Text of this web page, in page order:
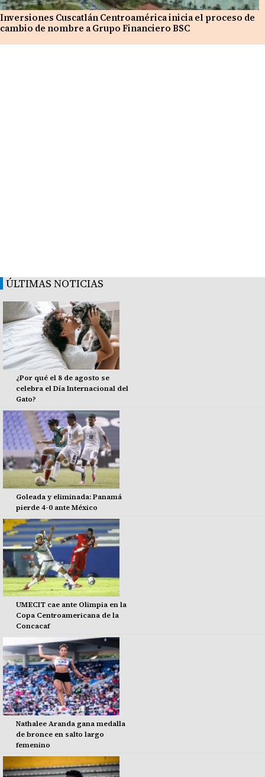
Inversiones Cuscatlán Centroamérica inicia el proceso de
cambio de nombre a Grupo Financiero BSC
ÚLTIMAS NOTICIAS
¿Por qué el 8 de agosto se
celebra el Día Internacional del
Gato?
Goleada y eliminada: Panamá
pierde 4-0 ante México
UMECIT cae ante Olimpia en la
Copa Centroamericana de la
Concacaf
Nathalee Aranda gana medalla
de bronce en salto largo
femenino